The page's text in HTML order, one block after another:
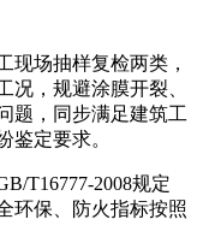
现场抽样复检两类，
况，规避涂膜开裂、
题，同步满足建筑工
鉴定要求。
T16777-2008规定
环保、防火指标按照